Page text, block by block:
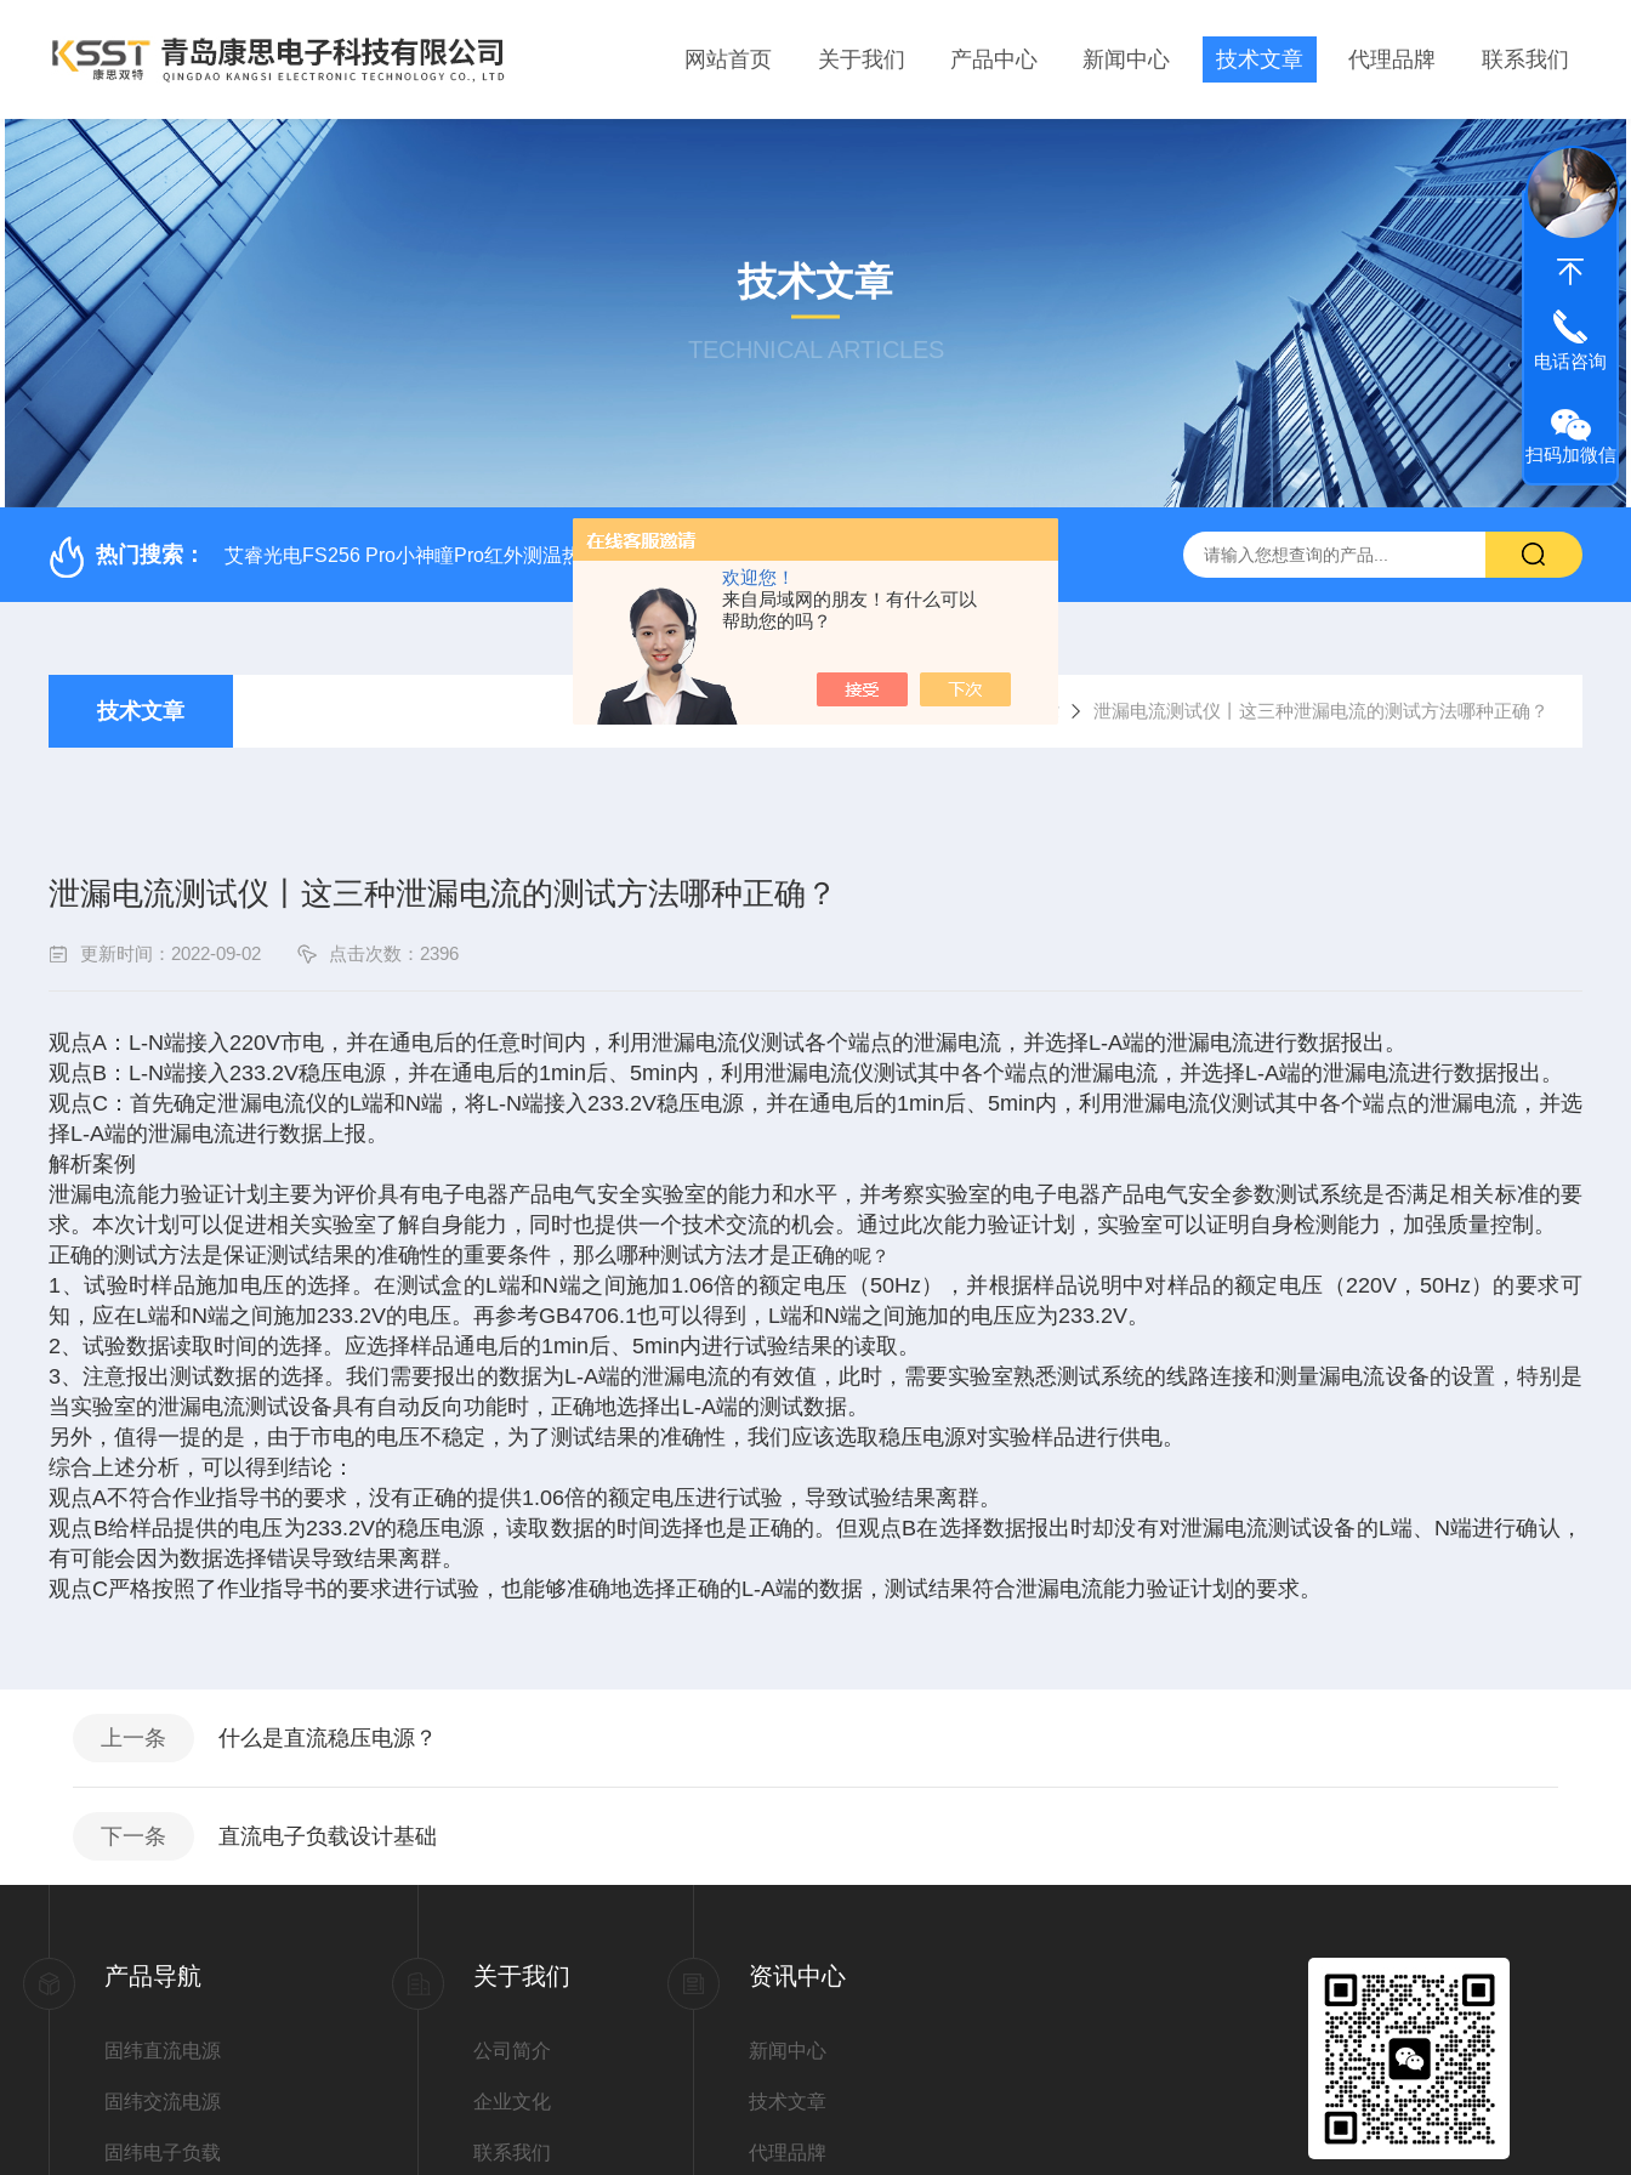
欢迎您！
来自局域网的朋友！有什么可以
帮助您的吗？
网站首页 关于我们 产品中心 新闻中心 技术文章 代理品牌 联系我们
技术文章
TECHNICAL ARTICLES
热门搜索： 艾睿光电FS256 Pro小神瞳Pro红外测温热像仪 固纬 AFG-2225 双通道任意波信号发生器 APS-7050E 交流电源 固纬 GSP-730 频谱分析仪 艾睿光电
技术文章 当前位置： 首页 技术文章 泄漏电流测试仪丨这三种泄漏电流的测试方法哪种正确？
泄漏电流测试仪丨这三种泄漏电流的测试方法哪种正确？
更新时间：2022-09-02 点击次数：2396
观点A：L-N端接入220V市电，并在通电后的任意时间内，利用泄漏电流仪测试各个端点的泄漏电流，并选择L-A端的泄漏电流进行数据报出。
观点B：L-N端接入233.2V稳压电源，并在通电后的1min后、5min内，利用泄漏电流仪测试其中各个端点的泄漏电流，并选择L-A端的泄漏电流进行数据报出。
观点C：首先确定泄漏电流仪的L端和N端，将L-N端接入233.2V稳压电源，并在通电后的1min后、5min内，利用泄漏电流仪测试其中各个端点的泄漏电流，并选
择L-A端的泄漏电流进行数据上报。
解析案例
泄漏电流能力验证计划主要为评价具有电子电器产品电气安全实验室的能力和水平，并考察实验室的电子电器产品电气安全参数测试系统是否满足相关标准的要
求。本次计划可以促进相关实验室了解自身能力，同时也提供一个技术交流的机会。通过此次能力验证计划，实验室可以证明自身检测能力，加强质量控制。
正确的测试方法是保证测试结果的准确性的重要条件，那么哪种测试方法才是正确的呢？
1、试验时样品施加电压的选择。在测试盒的L端和N端之间施加1.06倍的额定电压（50Hz），并根据样品说明中对样品的额定电压（220V，50Hz）的要求可
知，应在L端和N端之间施加233.2V的电压。再参考GB4706.1也可以得到，L端和N端之间施加的电压应为233.2V。
2、试验数据读取时间的选择。应选择样品通电后的1min后、5min内进行试验结果的读取。
3、注意报出测试数据的选择。我们需要报出的数据为L-A端的泄漏电流的有效值，此时，需要实验室熟悉测试系统的线路连接和测量漏电流设备的设置，特别是
当实验室的泄漏电流测试设备具有自动反向功能时，正确地选择出L-A端的测试数据。
另外，值得一提的是，由于市电的电压不稳定，为了测试结果的准确性，我们应该选取稳压电源对实验样品进行供电。
综合上述分析，可以得到结论：
观点A不符合作业指导书的要求，没有正确的提供1.06倍的额定电压进行试验，导致试验结果离群。
观点B给样品提供的电压为233.2V的稳压电源，读取数据的时间选择也是正确的。但观点B在选择数据报出时却没有对泄漏电流测试设备的L端、N端进行确认，
有可能会因为数据选择错误导致结果离群。
观点C严格按照了作业指导书的要求进行试验，也能够准确地选择正确的L-A端的数据，测试结果符合泄漏电流能力验证计划的要求。
上一条 什么是直流稳压电源？
下一条 直流电子负载设计基础
产品导航
固纬直流电源
固纬交流电源
固纬电子负载
关于我们
公司简介
企业文化
联系我们
资讯中心
新闻中心
技术文章
代理品牌
电话咨询
扫码加微信